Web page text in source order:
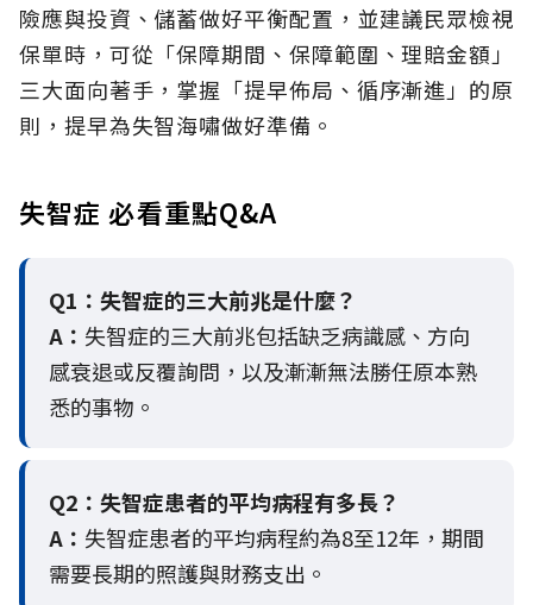
險應與投資、儲蓄做好平衡配置，並建議民眾檢視
保單時，可從「保障期間、保障範圍、理賠金額」
三大面向著手，掌握「提早佈局、循序漸進」的原
則，提早為失智海嘯做好準備。
失智症 必看重點Q&A
Q1：失智症的三大前兆是什麼？
A： 失智症的三大前兆包括缺乏病識感、方向
感衰退或反覆詢問，以及漸漸無法勝任原本熟
悉的事物。
Q2： 失智症患者的平均病程有多長？
A： 失智症患者的平均病程約為8至12年，期間
需要長期的照護與財務支出。